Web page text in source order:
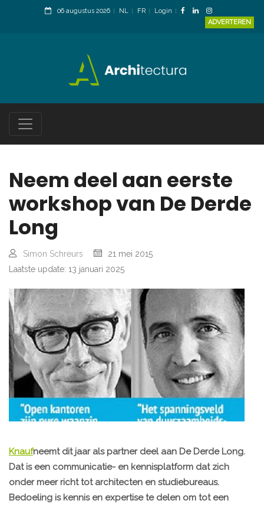
06 augustus 2026 NL FR
Login
ADVERTEREN
Neem deel aan eerste
workshop van De Derde
Long
Simon Schreurs
21 mei 2015
Laatste update: 13 januari 2025
Knaufneemt dit jaar als partner deel aan De Derde Long.
Dat is een communicatie- en kennisplatform dat zich
onder meer richt tot architecten en studiebureaus.
Bedoeling is kennis en expertise te delen om tot een